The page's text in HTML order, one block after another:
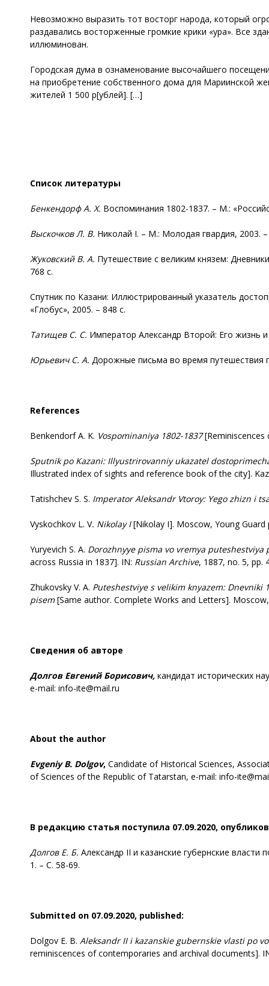
Невозможно выразить тот восторг народа, который
раздавались восторженные громкие крики «ура». Все
иллюминован.
Городская дума в ознаменование высочайшего
на приобретение собственного дома для Мариинской
жителей 1 500 р[ублей]. […]
Список литературы
БенкендорфА. Х. Воспоминания 1802-1837. – М.:
ВыскочковЛ. В. Николай I. – М.: Молодая гвардия, 2003. –
Жуковский В. А. Путешествие с великим князем:
768 с.
Спутник по Казани: Иллюстрированный указатель
«Глобус», 2005. – 848 с.
Татищев С. С. Император Александр Второй: Его жизнь
Юрьевич С. А. Дорожные письма во время путешествия
References
Benkendorf A. K. Vospominaniya 1802-1837[Reminiscences
Sputnik po Kazani: Illyustrirovanniy ukazatel
Illustrated index of sights and reference book of the city].
Tatishchev S. S. Imperator Aleksandr Vtoroy: Yego zhizn i
Vyskochkov L. V. Nikolay I[Nikolay I]. Moscow, Young Guard
Yuryevich S. A. Dorozhnyyepisma vo vremya puteshestviya
across Russia in 1837]. IN: Russian Archive, 1887, no. 5, pp.
Zhukovsky V. A. Puteshestviyes velikim knyazem: Dnevniki
pisem[Same author. Complete Works and Letters].
Сведения об авторе
Долгов Евгений Борисович, кандидат исторических
e-mail: info-ite@mail.ru
About the author
EvgeniyB. Dolgov, Candidate of Historical Sciences,
of Sciences of the Republic of Tatarstan, e-mail: info-
В редакцию статья поступила 07.09.2020,
Долгов Е. Б. Александр II и казанские губернские
1. – С. 58-69.
Submitted on 07.09.2020, published:
Dolgov E. B. AleksandrII i kazanskie gubernskie vlasti po
reminiscences of contemporaries and archival documents].